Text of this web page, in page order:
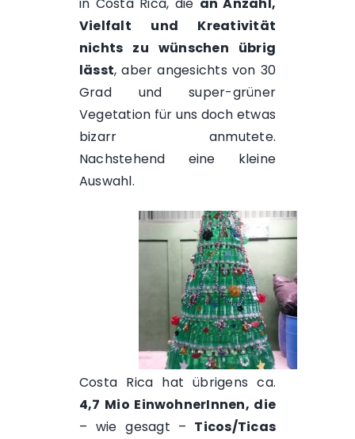
Vielfalt und Kreativität
nichts zu wünschen übrig
lässt, aber angesichts von 30
Grad und super-grüner
Vegetation für uns doch etwas
bizarr anmutete.
Nachstehend eine kleine
Auswahl.
Costa Rica hat übrigens ca.
4,7 Mio EinwohnerInnen, die
– wie gesagt – Ticos/Ticas